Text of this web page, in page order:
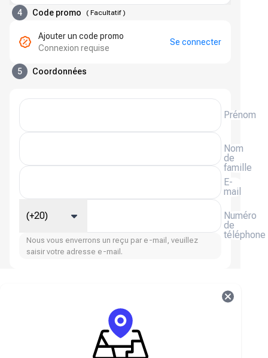
4 Code promo ( Facultatif)
Ajouter un code promo
Connexion requise
Se connecter
5 Coordonnées
Prénom
Nom
de
famille
E-
mail
Numéro
de
téléphone
(+20)
Nous vous enverrons un reçu par e-mail, veuillez
saisir votre adresse e-mail.
À propos de Steam (QAR, SAR, AED)